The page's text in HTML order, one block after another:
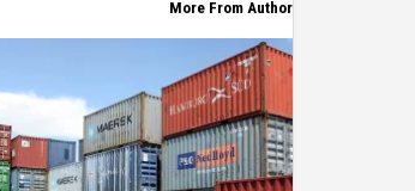
More From Author